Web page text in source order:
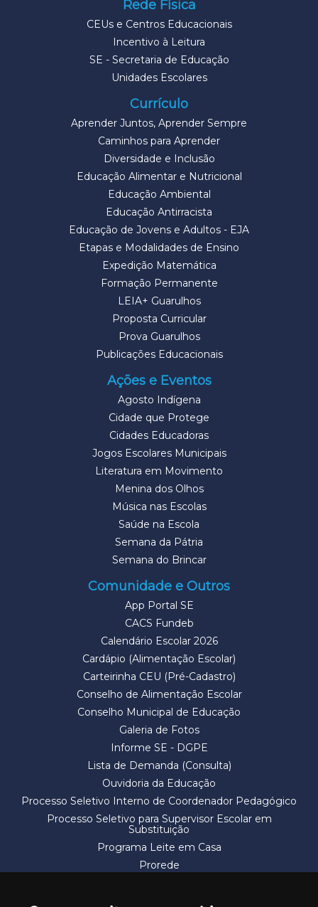
Rede Física
CEUs e Centros Educacionais
Incentivo à Leitura
SE - Secretaria de Educação
Unidades Escolares
Currículo
Aprender Juntos, Aprender Sempre
Caminhos para Aprender
Diversidade e Inclusão
Educação Alimentar e Nutricional
Educação Ambiental
Educação Antirracista
Educação de Jovens e Adultos - EJA
Etapas e Modalidades de Ensino
Expedição Matemática
Formação Permanente
LEIA+ Guarulhos
Proposta Curricular
Prova Guarulhos
Publicações Educacionais
Ações e Eventos
Agosto Indígena
Cidade que Protege
Cidades Educadoras
Jogos Escolares Municipais
Literatura em Movimento
Menina dos Olhos
Música nas Escolas
Saúde na Escola
Semana da Pátria
Semana do Brincar
Comunidade e Outros
App Portal SE
CACS Fundeb
Calendário Escolar 2026
Cardápio (Alimentação Escolar)
Carteirinha CEU (Pré-Cadastro)
Conselho de Alimentação Escolar
Conselho Municipal de Educação
Galeria de Fotos
Informe SE - DGPE
Lista de Demanda (Consulta)
Ouvidoria da Educação
Processo Seletivo Interno de Coordenador Pedagógico
Processo Seletivo para Supervisor Escolar em
Substituição
Programa Leite em Casa
Prorede